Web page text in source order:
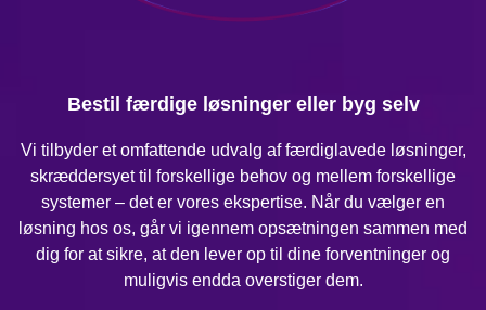
Bestil færdige løsninger eller byg selv
Vi tilbyder et omfattende udvalg af færdiglavede løsninger,
skræddersyet til forskellige behov og mellem forskellige
systemer – det er vores ekspertise. Når du vælger en
løsning hos os, går vi igennem opsætningen sammen med
dig for at sikre, at den lever op til dine forventninger og
muligvis endda overstiger dem.